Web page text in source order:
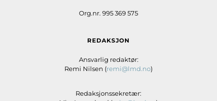
Org.nr. 995 369 575
REDAKSJON
Ansvarlig redaktør:
Remi Nilsen (remi@lmd.no)
Redaksjonssekretær: